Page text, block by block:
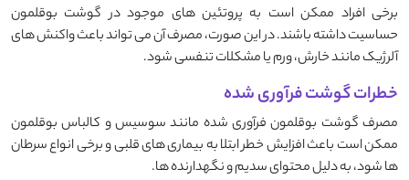
برخی افراد ممکن است به پروتئین‌ های موجود در گوشت بوقلمون
حساسیت داشته باشند. در این صورت، مصرف آن می ‌تواند باعث واکنش ‌های
آلرژیک مانند خارش، ورم یا مشکلات تنفسی شود.
خطرات گوشت فرآوری شده
مصرف گوشت بوقلمون فرآوری ‌شده مانند سوسیس و کالباس بوقلمون
ممکن است باعث افزایش خطر ابتلا به بیماری ‌های قلبی و برخی انواع سرطان‌
ها شود، به دلیل محتوای سدیم و نگهدارنده‌ ها.